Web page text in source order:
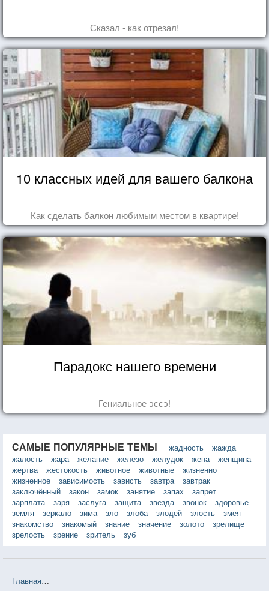
Сказал - как отрезал!
10 классных идей для вашего балкона
Как сделать балкон любимым местом в квартире!
Парадокс нашего времени
Гениальное эссэ!
САМЫЕ ПОПУЛЯРНЫЕ ТЕМЫ жадность
жажда
жалость
жара желание железо желудок жена
женщина
жертва
жестокость животное животные
жизненно
жизненное
зависимость зависть завтра
завтрак
заключённый
закон замок занятие запах
запрет
зарплата
заря заслуга защита звезда звонок
здоровье
земля
зеркало зима зло злоба злодей злость
змея
знакомство
знакомый знание значение золото
зрелище
зрелость
зрение зритель зуб
Главная